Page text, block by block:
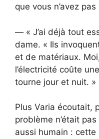
que vous n’avez
— « J’ai déjà tout
dame. « Ils
et de matériaux.
l’électricité coûte
tourne jour et nuit. »
Plus Varia écoutait,
problème n’était
aussi humain :